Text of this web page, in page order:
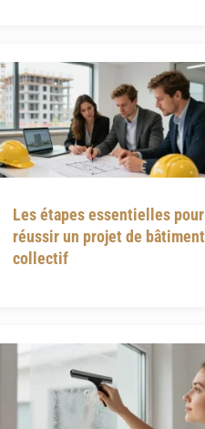
Les étapes essentielles pour
réussir un projet de bâtiment
collectif